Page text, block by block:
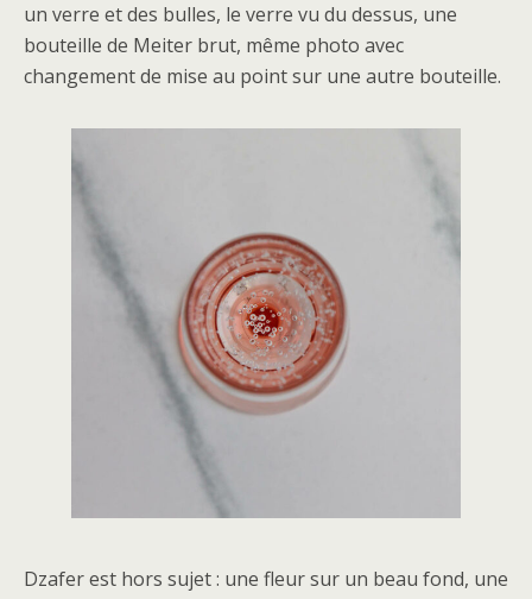
un verre et des bulles, le verre vu du dessus, une
bouteille de Meiter brut, même photo avec
changement de mise au point sur une autre bouteille.
Dzafer est hors sujet : une fleur sur un beau fond, une